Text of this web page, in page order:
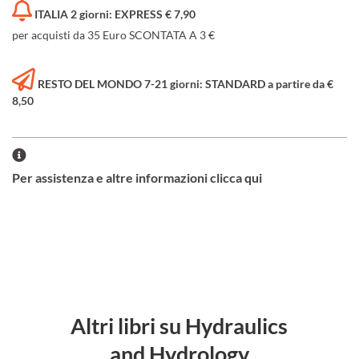
ITALIA 2 giorni: EXPRESS € 7,90
per acquisti da 35 Euro SCONTATA A 3 €
RESTO DEL MONDO 7-21 giorni: STANDARD a partire da €
8,50
Per assistenza e altre informazioni clicca qui
Altri libri su Hydraulics